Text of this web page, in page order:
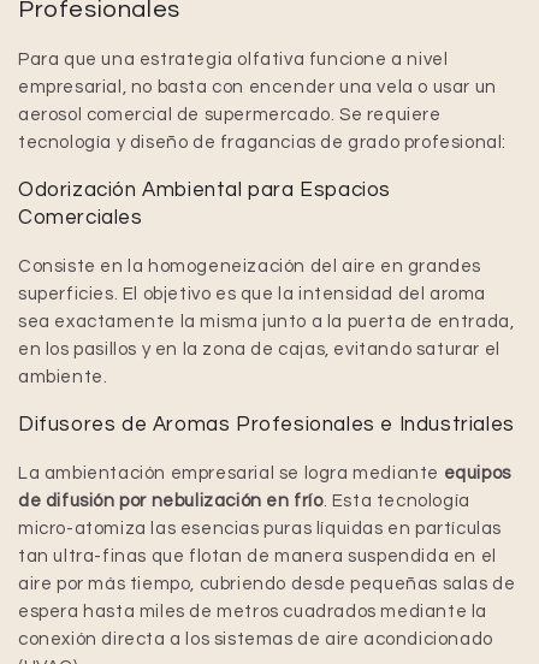
Profesionales
Para que una estrategia olfativa funcione a nivel
empresarial, no basta con encender una vela o usar un
aerosol comercial de supermercado. Se requiere
tecnología y diseño de fragancias de grado profesional:
Odorización Ambiental para Espacios
Comerciales
Consiste en la homogeneización del aire en grandes
superficies. El objetivo es que la intensidad del aroma
sea exactamente la misma junto a la puerta de entrada,
en los pasillos y en la zona de cajas, evitando saturar el
ambiente.
Difusores de Aromas Profesionales e Industriales
La ambientación empresarial se logra mediante equipos
de difusión por nebulización en frío. Esta tecnología
micro-atomiza las esencias puras líquidas en partículas
tan ultra-finas que flotan de manera suspendida en el
aire por más tiempo, cubriendo desde pequeñas salas de
espera hasta miles de metros cuadrados mediante la
conexión directa a los sistemas de aire acondicionado